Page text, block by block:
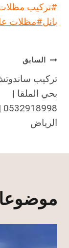
وسوم
المقال:
#تركيب
بانل#مظلات
تصفّح
السابق
تركيب
بحي الملقا |
الرياض